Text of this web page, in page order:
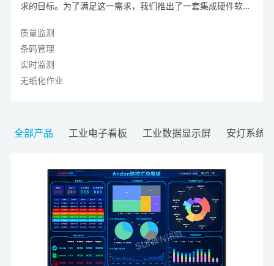
求的目标。为了满足这一需求，我们推出了一套集成硬件软件
运作。
质量监测
条码管理
实时监测
无纸化作业
全部产品 工业电子看板 工业数据显示屏 安灯系统